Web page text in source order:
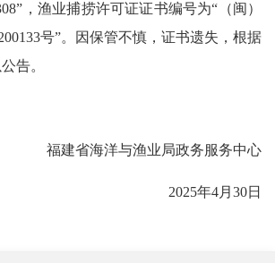
，渔业捕捞许可证证书编号为“（闽）
号”。因保管不慎，证书遗失，根据
告。
福建省海洋与渔业局政务服务中心
2025年4月30日